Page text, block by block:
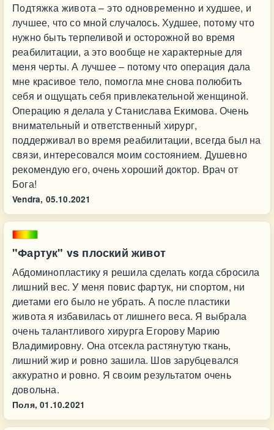
Подтяжка живота – это одновременно и худшее, и
лучшее, что со мной случалось. Худшее, потому что
нужно быть терпеливой и осторожной во время
реабилитации, а это вообще не характерные для
меня черты. А лучшее – потому что операция дала
мне красивое тело, помогла мне снова полюбить
себя и ощущать себя привлекательной женщиной.
Операцию я делала у Станислава Екимова. Очень
внимательный и ответственный хирург,
поддерживал во время реабилитации, всегда был на
связи, интересовался моим состоянием. Душевно
рекомендую его, очень хороший доктор. Врач от
Бога!
Vendra, 05.10.2021
"Фартук" vs плоский живот
Абдоминопластику я решила сделать когда сбросила
лишний вес. У меня повис фартук, ни спортом, ни
диетами его было не убрать. А после пластики
живота я избавилась от лишнего веса. Я выбрала
очень талантливого хирурга Егорову Марию
Владимировну. Она отсекла растянутую ткань,
лишний жир и ровно зашила. Шов зарубцевался
аккуратно и ровно. Я своим результатом очень
довольна.
Поля, 01.10.2021